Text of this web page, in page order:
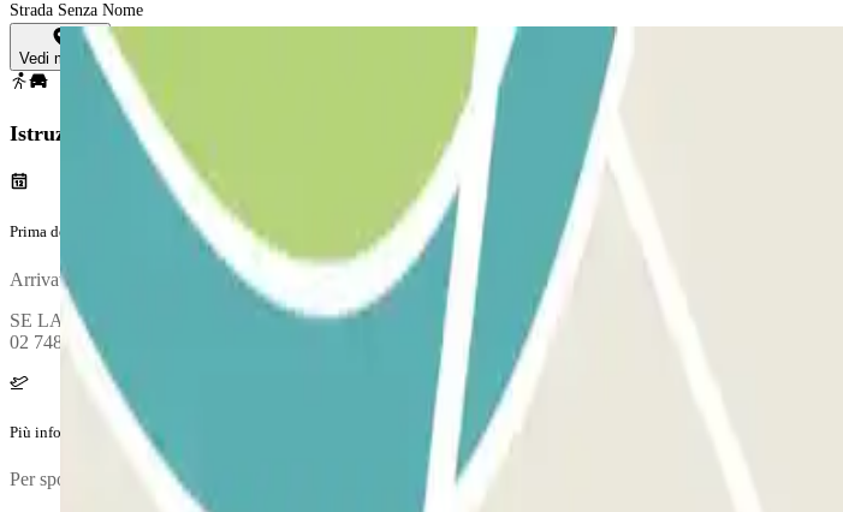
Strada Senza Nome
Vedi mappa
Istruzioni
Prima del tuo viaggio
Arrivato al parcheggio, per entrare, entry.method.barcode
SE LA BARRIERA NON SI APRE: contatta l'assistenza remota e comunica l' "external booking ID"
02 7486 5621 - +39 02 7486 5622
Più informazioni
Per spostarsi tra i parcheggi e i Terminal è operativa una navetta gratuita ogni 15' circa. Nelle ore notturne